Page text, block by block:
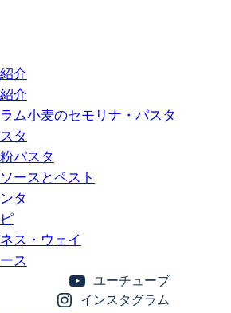
介
介
ム小麦のセモリナ・パスタ
タ
パスタ
ースとペスト
タ
ス・ウェイ
ス
ユーチューブ
インスタグラム